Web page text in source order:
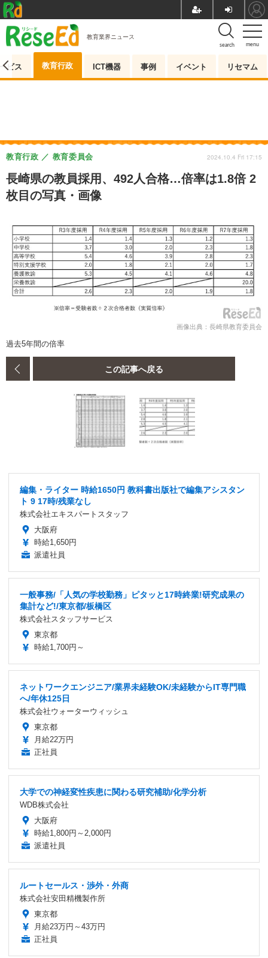
menu
search
教育業界ニュース
ビス 教育行政 ICT機器 事例 イベント リセマム
長崎県の教員採用、492人合格…倍率は1.8倍 2
枚目の写真・画像
教育行政 教育委員会 2024.10.4 Fri 17:15
画像出典：長崎県教育委員会
過去5年間の倍率
この記事へ戻る
編集・ライター 時給1650円 教科書出版社で編集アシスタン
ト 9 17時/残業なし
株式会社エキスパートスタッフ
大阪府
時給1,650円
派遣社員
一般事務/「人気の学校勤務」ピタッと17時終業!研究成果の
集計など!/東京都/板橋区
株式会社スタッフサービス
東京都
時給1,700円～
ネットワークエンジニア/業界未経験OK/未経験からIT専門職
へ/年休125日
株式会社ウォーターウィッシュ
東京都
月給22万円
正社員
大学での神経変性疾患に関わる研究補助/化学分析
WDB株式会社
大阪府
時給1,800円～2,000円
派遣社員
ルートセールス・渉外・外商
株式会社安田精機製作所
東京都
月給23万円～43万円
正社員